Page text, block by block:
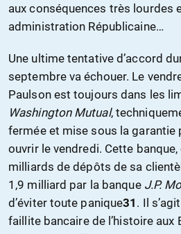
aux conséquences très lourdes
administration Républicaine…
Une ultime tentative d’accord
septembre va échouer. Le
Paulson est toujours dans les
Washington Mutual,
fermée et mise sous la garantie
ouvrir le vendredi. Cette
milliards de dépôts de sa
1,9 milliard par la banque J.P.
d’éviter toute panique31 . Il
faillite bancaire de l’histoire aux